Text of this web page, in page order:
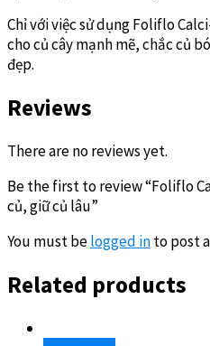
Chỉ với việc sử dụng Foliflo
cho củ cây mạnh mẽ, chắc củ
đẹp.
Reviews
There are no reviews yet.
Be the first to review “Foliflo
củ, giữ củ lâu”
You must belogged into post
Related products